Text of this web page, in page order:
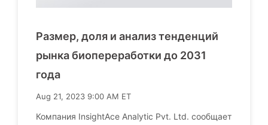
Размер, доля и анализ тенденций
рынка биопереработки до 2031
года
Aug 21, 2023 9:00 AM ET
Компания InsightAce Analytic Pvt. Ltd. сообщает